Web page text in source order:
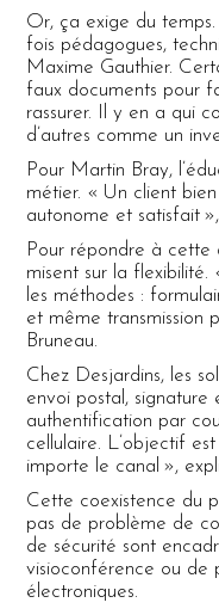
Or, ça exige du
fois pédagogues,
Maxime Gauthier.
faux documents pour
rassurer. Il y en a qui
d’autres comme un
Pour Martin Bray,
métier. « Un client
autonome et satisfait
Pour répondre à cette
misent sur la flexibilité.
les méthodes :
et même transmission
Bruneau.
Chez Desjardins, les
envoi postal, signature
authentification par
cellulaire. L’objectif
importe le canal »,
Cette coexistence du
pas de problème de
de sécurité sont
visioconférence ou de
électroniques.